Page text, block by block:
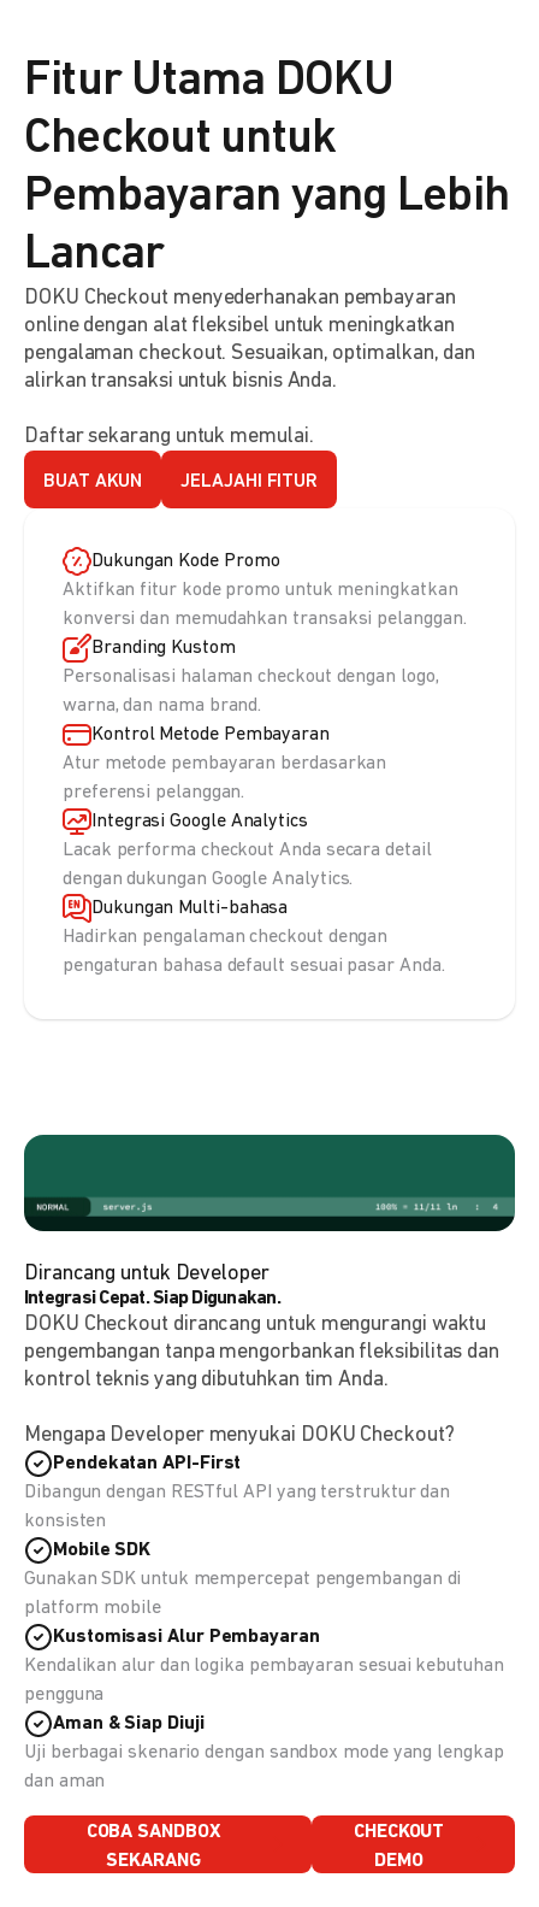
Fitur Utama DOKU
Checkout untuk
Pembayaran yang Lebih
Lancar
DOKU Checkout menyederhanakan pembayaran
online dengan alat fleksibel untuk meningkatkan
pengalaman checkout. Sesuaikan, optimalkan, dan
alirkan transaksi untuk bisnis Anda.
Daftar sekarang untuk memulai.
BUAT AKUN JELAJAHI FITUR
Dukungan Kode Promo
Aktifkan fitur kode promo untuk meningkatkan
konversi dan memudahkan transaksi pelanggan.
Branding Kustom
Personalisasi halaman checkout dengan logo,
warna, dan nama brand.
Kontrol Metode Pembayaran
Atur metode pembayaran berdasarkan
preferensi pelanggan.
Integrasi Google Analytics
Lacak performa checkout Anda secara detail
dengan dukungan Google Analytics.
Dukungan Multi-bahasa
Hadirkan pengalaman checkout dengan
pengaturan bahasa default sesuai pasar Anda.
Dirancang untuk Developer
Integrasi Cepat. Siap Digunakan.
DOKU Checkout dirancang untuk mengurangi waktu
pengembangan tanpa mengorbankan fleksibilitas dan
kontrol teknis yang dibutuhkan tim Anda.
Mengapa Developer menyukai DOKU Checkout?
Pendekatan API-First
Dibangun dengan RESTful API yang terstruktur dan
konsisten
Mobile SDK
Gunakan SDK untuk mempercepat pengembangan di
platform mobile
Kustomisasi Alur Pembayaran
Kendalikan alur dan logika pembayaran sesuai kebutuhan
pengguna
Aman & Siap Diuji
Uji berbagai skenario dengan sandbox mode yang lengkap
dan aman
COBA SANDBOX
SEKARANG
CHECKOUT
DEMO